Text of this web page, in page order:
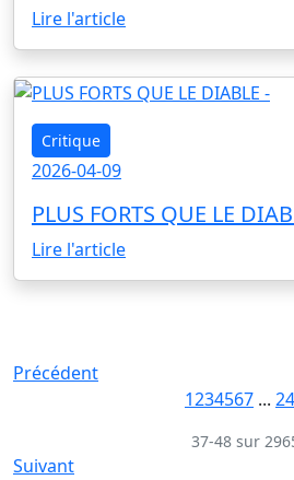
Lire l'article
Critique
2026-04-09
PLUS FORTS QUE LE
Lire l'article
Précédent
1234567 ...
37-48 sur
Suivant